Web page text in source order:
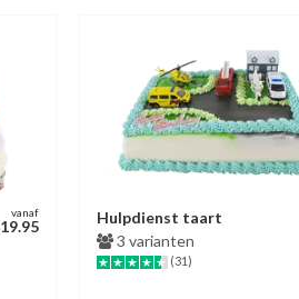
vanaf
19.95
Hulpdienst taart
3 varianten
(31)